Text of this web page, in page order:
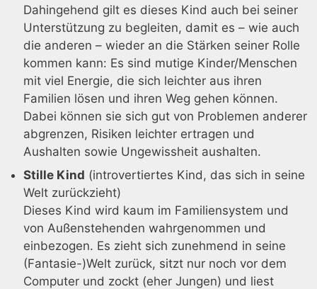
Dahingehend gilt es dieses Kind auch bei seiner
Unterstützung zu begleiten, damit es – wie auch
die anderen – wieder an die Stärken seiner Rolle
kommen kann: Es sind mutige Kinder/Menschen
mit viel Energie, die sich leichter aus ihren
Familien lösen und ihren Weg gehen können.
Dabei können sie sich gut von Problemen anderer
abgrenzen, Risiken leichter ertragen und
Aushalten sowie Ungewissheit aushalten.
Stille Kind (introvertiertes Kind, das sich in seine
Welt zurückzieht)
Dieses Kind wird kaum im Familiensystem und
von Außenstehenden wahrgenommen und
einbezogen. Es zieht sich zunehmend in seine
(Fantasie-)Welt zurück, sitzt nur noch vor dem
Computer und zockt (eher Jungen) und liest